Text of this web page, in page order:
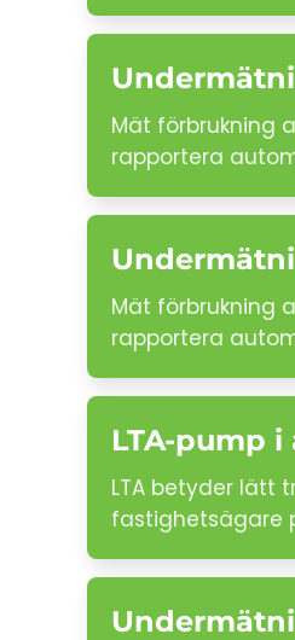
Mät förbrukning
rapportera
Mät förbrukning
rapportera
LTA-pump
LTA betyder lätt
fastighetsägare